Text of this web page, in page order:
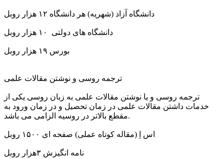
دانشگاه آزاد (شهریه) هر دانشگاه ۱۲ هزار روبل
دانشگاه های دولتی ۱۰ هزار روبل
بورس ۱۹ هزار روبل
ترجمه روسی و نوشتن مقالات علمی
ترجمه روسی و یا نوشتن مقالات علمی به زبان روسی یکی از
خدمات داشتن مقالات علمی در زمان تحصیل و در زمان ورود به
مقطع بالاتر در روسیه الزامی می باشد.
اس اِ (مقاله کوتاه عملی) صفحه ای ۱۵۰۰ روبل
نامه انگیزش ۳هزار روبل